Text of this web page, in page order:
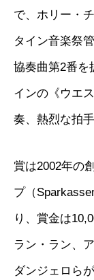
で、ホリー・
タイン音楽祭
協奏曲第2番を
インの《ウエ
奏、熱烈な拍
賞は2002年の
プ（
り、賞金は
ラン・ラン、
ダンジェロら